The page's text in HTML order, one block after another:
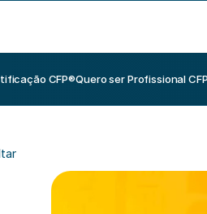
CFP®Quero ser Profissional